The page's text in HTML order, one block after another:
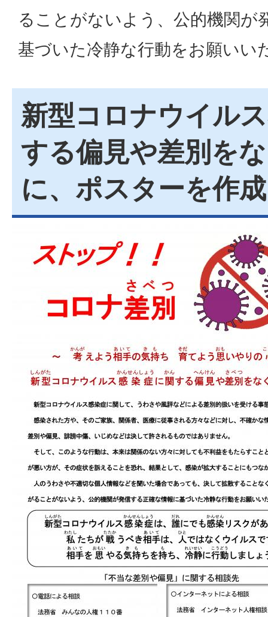
ることがないよう、公的機関が
基づいた冷静な行動をお願いい
新型コロナウイル
する偏見や差別を
に、ポスターを作